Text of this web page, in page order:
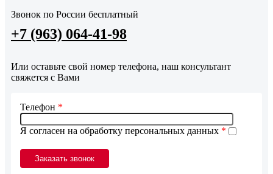
Звонок по России бесплатный
+7 (963) 064-41-98
Или оставьте свой номер телефона, наш консультант
свяжется с Вами
Я согласен на обработку персональных данных *
Телефон *